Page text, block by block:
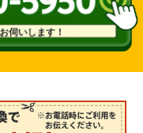
伺いします！